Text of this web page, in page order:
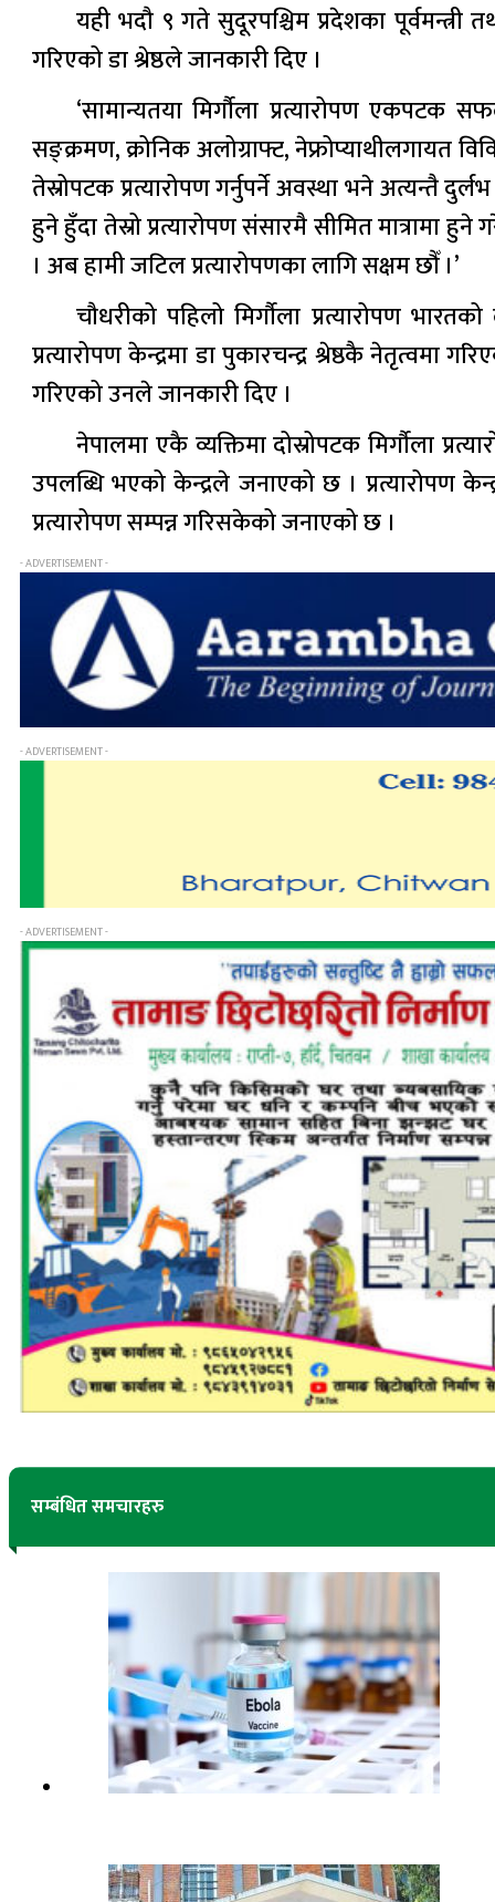
यही भदौ ९ गते सुदूरपश्चिम प्रदेशका पूर्वमन्त्री
गरिएको डा श्रेष्ठले जानकारी दिए ।
‘सामान्यतया मिर्गौला प्रत्यारोपण एकपटक
सङ्क्रमण, क्रोनिक अलोग्राफ्ट, नेफ्रोप्याथीलगायत
तेस्रोपटक प्रत्यारोपण गर्नुपर्ने अवस्था भने अत्यन्तै
हुने हुँदा तेस्रो प्रत्यारोपण संसारमै सीमित
। अब हामी जटिल प्रत्यारोपणका लागि सक्षम छौँ ।’
चौधरीको पहिलो मिर्गौला प्रत्यारोपण
प्रत्यारोपण केन्द्रमा डा पुकारचन्द्र श्रेष्ठकै नेतृत्वमा
गरिएको उनले जानकारी दिए ।
नेपालमा एकै व्यक्तिमा दोस्रोपटक मिर्गौला
उपलब्धि भएको केन्द्रले जनाएको छ । प्रत्यारोपण
प्रत्यारोपण सम्पन्न गरिसकेको जनाएको छ ।
- ADVERTISEMENT -
- ADVERTISEMENT -
- ADVERTISEMENT -
सम्बंधित समचारहरु